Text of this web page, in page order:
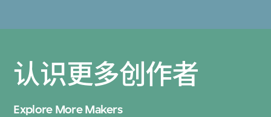
认识更多创作者
Explore More Makers